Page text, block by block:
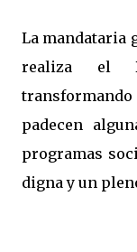
La mandataria
realiza el
padecen
programas
digna y un